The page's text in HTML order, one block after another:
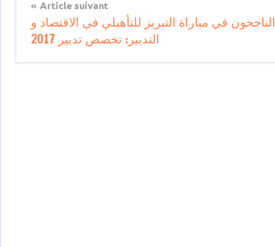
Article suivant
الناجحون في مباراة التبريز للتأهيلي في الاقتصاد و
التدبير: تخصص تدبير ​2017